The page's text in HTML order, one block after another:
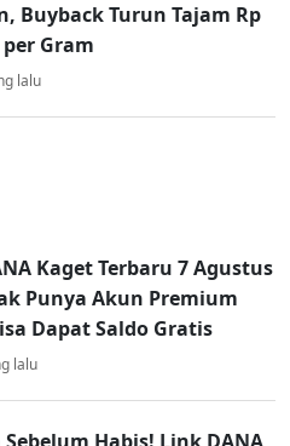
Buyback Turun Tajam Rp
Gram
lalu
Kaget Terbaru 7 Agustus
Punya Akun Premium
Dapat Saldo Gratis
lalu